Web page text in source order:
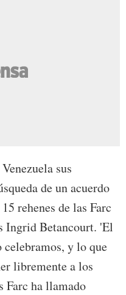
sus
de un acuerdo
rehenes de las Farc
Ingrid Betancourt. 'El
y lo que
libremente a los
Farc ha llamado